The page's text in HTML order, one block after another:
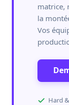
matrice,
la
Vos
Hard